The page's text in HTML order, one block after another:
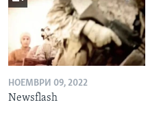
НОЕМВРИ 09, 2022
Newsflash